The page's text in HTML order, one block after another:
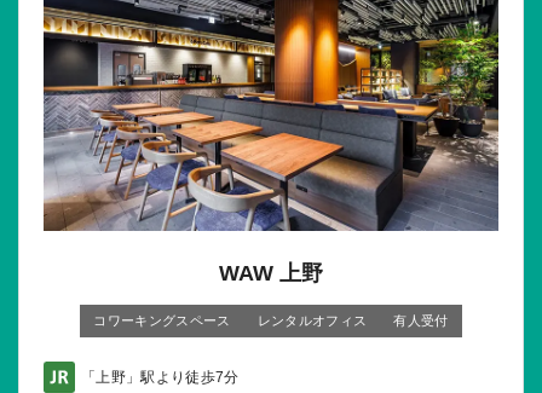
WAW 上野
コワーキングスペース レンタルオフィス 有人受付
「上野」駅より徒歩7分